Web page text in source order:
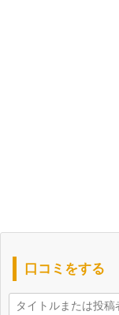
口コミをする